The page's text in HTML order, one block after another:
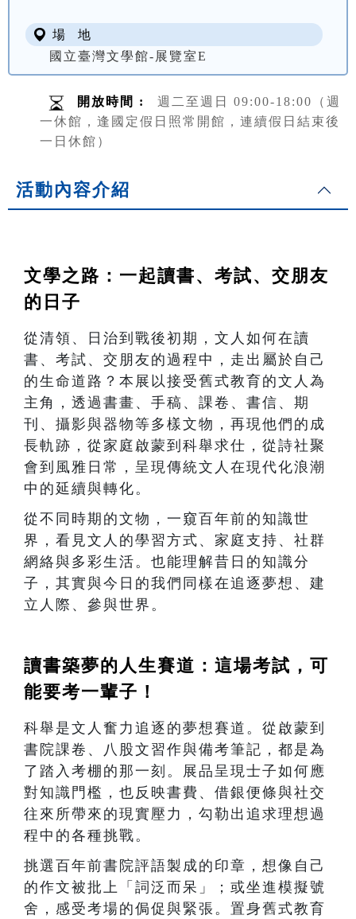
場 地
國立臺灣文學館-展覽室E
開放時間 :
週二至週日 09:00-18:00（週
一休館，逢國定假日照常開館，連續假日結束後
一日休館）
活動內容介紹
文學之路：一起讀書、考試、交朋友
的日子
從清領、日治到戰後初期，文人如何在讀
書、考試、交朋友的過程中，走出屬於自己
的生命道路？本展以接受舊式教育的文人為
主角，透過書畫、手稿、課卷、書信、期
刊、攝影與器物等多樣文物，再現他們的成
長軌跡，從家庭啟蒙到科舉求仕，從詩社聚
會到風雅日常，呈現傳統文人在現代化浪潮
中的延續與轉化。
從不同時期的文物，一窺百年前的知識世
界，看見文人的學習方式、家庭支持、社群
網絡與多彩生活。也能理解昔日的知識分
子，其實與今日的我們同樣在追逐夢想、建
立人際、參與世界。
讀書築夢的人生賽道：這場考試，可
能要考一輩子！
科舉是文人奮力追逐的夢想賽道。從啟蒙到
書院課卷、八股文習作與備考筆記，都是為
了踏入考棚的那一刻。展品呈現士子如何應
對知識門檻，也反映書費、借銀便條與社交
往來所帶來的現實壓力，勾勒出追求理想過
程中的各種挑戰。
挑選百年前書院評語製成的印章，想像自己
的作文被批上「詞泛而呆」；或坐進模擬號
舍，感受考場的侷促與緊張。置身舊式教育